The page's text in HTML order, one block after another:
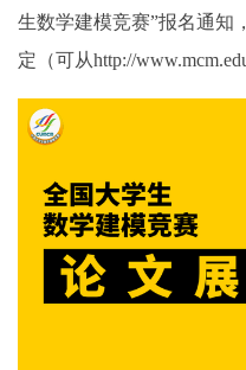
生数学建模竞赛”报名通知
定（可从http://